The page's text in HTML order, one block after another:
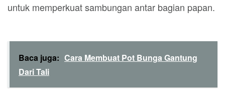
untuk memperkuat sambungan antar bagian papan.
Baca juga: Cara Membuat Pot Bunga Gantung
Dari Tali